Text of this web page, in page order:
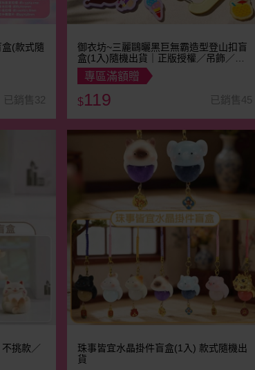
(款式隨
已銷售32
御衣坊~三麗鷗曬黑巨無霸造型登山扣盲
盒(1入)隨機出貨｜正版授權／吊飾／鑰
匙圈／三麗鷗盲盒
專區滿額贈
$119 已銷售45
挑款／
珠事皆宜水晶掛件盲盒(1入) 款式隨機出
貨